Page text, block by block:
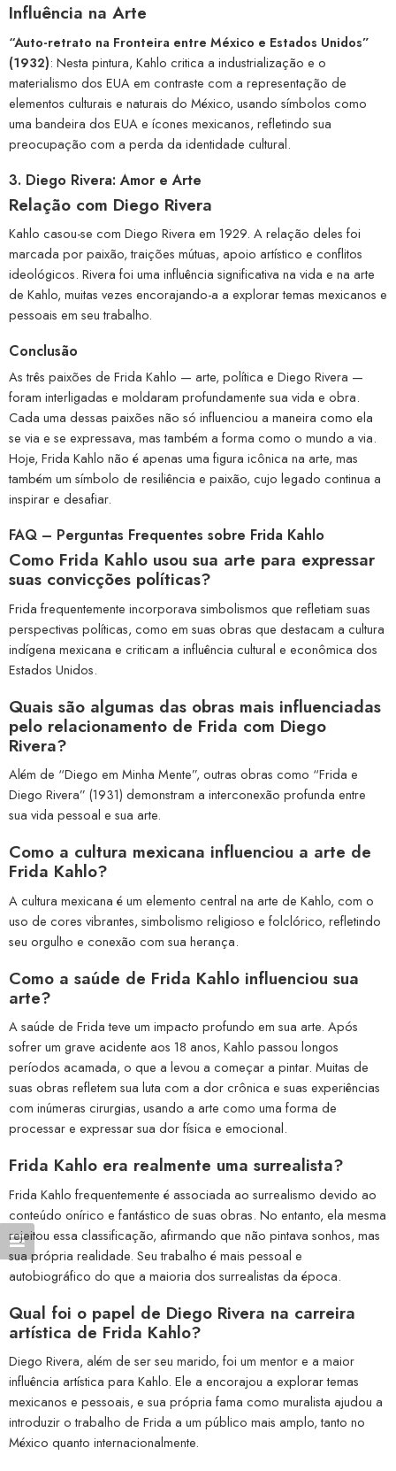
Influência na Arte
“Auto-retrato na Fronteira entre México e Estados Unidos”
(1932): Nesta pintura, Kahlo critica a industrialização e o
materialismo dos EUA em contraste com a representação de
elementos culturais e naturais do México, usando símbolos como
uma bandeira dos EUA e ícones mexicanos, refletindo sua
preocupação com a perda da identidade cultural.
3. Diego Rivera: Amor e Arte
Relação com Diego Rivera
Kahlo casou-se com Diego Rivera em 1929. A relação deles foi
marcada por paixão, traições mútuas, apoio artístico e conflitos
ideológicos. Rivera foi uma influência significativa na vida e na arte
de Kahlo, muitas vezes encorajando-a a explorar temas mexicanos e
pessoais em seu trabalho.
Conclusão
As três paixões de Frida Kahlo — arte, política e Diego Rivera —
foram interligadas e moldaram profundamente sua vida e obra.
Cada uma dessas paixões não só influenciou a maneira como ela
se via e se expressava, mas também a forma como o mundo a via.
Hoje, Frida Kahlo não é apenas uma figura icônica na arte, mas
também um símbolo de resiliência e paixão, cujo legado continua a
inspirar e desafiar.
FAQ – Perguntas Frequentes sobre Frida Kahlo
Como Frida Kahlo usou sua arte para expressar
suas convicções políticas?
Frida frequentemente incorporava simbolismos que refletiam suas
perspectivas políticas, como em suas obras que destacam a cultura
indígena mexicana e criticam a influência cultural e econômica dos
Estados Unidos.
Quais são algumas das obras mais influenciadas
pelo relacionamento de Frida com Diego
Rivera?
Além de “Diego em Minha Mente”, outras obras como “Frida e
Diego Rivera” (1931) demonstram a interconexão profunda entre
sua vida pessoal e sua arte.
Como a cultura mexicana influenciou a arte de
Frida Kahlo?
A cultura mexicana é um elemento central na arte de Kahlo, com o
uso de cores vibrantes, simbolismo religioso e folclórico, refletindo
seu orgulho e conexão com sua herança.
Como a saúde de Frida Kahlo influenciou sua
arte?
A saúde de Frida teve um impacto profundo em sua arte. Após
sofrer um grave acidente aos 18 anos, Kahlo passou longos
períodos acamada, o que a levou a começar a pintar. Muitas de
suas obras refletem sua luta com a dor crônica e suas experiências
com inúmeras cirurgias, usando a arte como uma forma de
processar e expressar sua dor física e emocional.
Frida Kahlo era realmente uma surrealista?
Frida Kahlo frequentemente é associada ao surrealismo devido ao
conteúdo onírico e fantástico de suas obras. No entanto, ela mesma
rejeitou essa classificação, afirmando que não pintava sonhos, mas
sua própria realidade. Seu trabalho é mais pessoal e
autobiográfico do que a maioria dos surrealistas da época.
Qual foi o papel de Diego Rivera na carreira
artística de Frida Kahlo?
Diego Rivera, além de ser seu marido, foi um mentor e a maior
influência artística para Kahlo. Ele a encorajou a explorar temas
mexicanos e pessoais, e sua própria fama como muralista ajudou a
introduzir o trabalho de Frida a um público mais amplo, tanto no
México quanto internacionalmente.